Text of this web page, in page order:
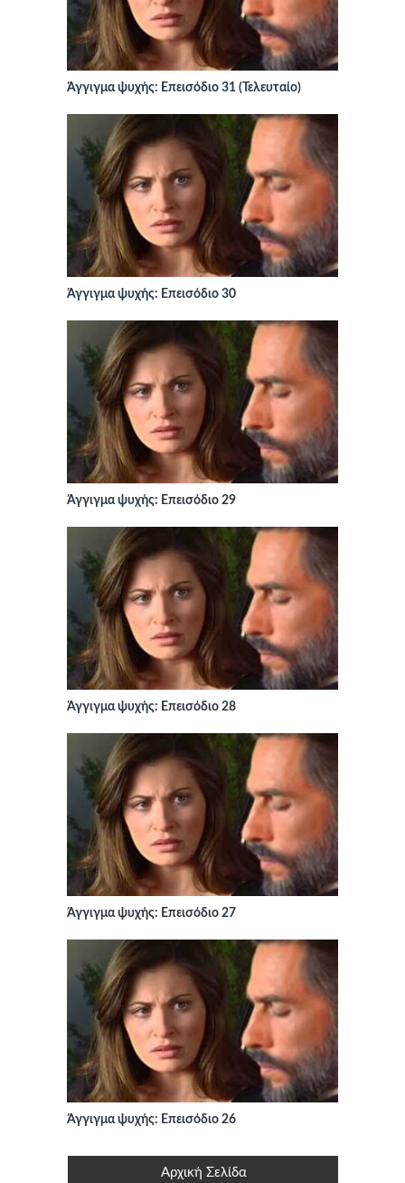
Άγγιγμα ψυχής: Επεισόδιο 31 (Τελευταίο)
Άγγιγμα ψυχής: Επεισόδιο 30
Άγγιγμα ψυχής: Επεισόδιο 29
Άγγιγμα ψυχής: Επεισόδιο 28
Άγγιγμα ψυχής: Επεισόδιο 27
Άγγιγμα ψυχής: Επεισόδιο 26
Αρχική Σελίδα